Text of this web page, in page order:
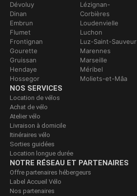
Dévoluy
Dinan
Embrun
Flumet
Frontignan
Gourette
Gruissan
Hendaye
Hossegor
Lézignan-
Corbières
Loudenvielle
Luchon
Luz-Saint-Sauveur
Marennes
Marseille
Méribel
Moliets-et-Mâa
NOS SERVICES
Location de vélos
Achat de vélo
Atelier vélo
Livraison à domicile
Itinéraires vélo
Sorties guidées
Location longue durée
NOTRE RÉSEAU ET PARTENAIRES
Offre partenaires hébergeurs
Label Accueil Vélo
Nos partenaires